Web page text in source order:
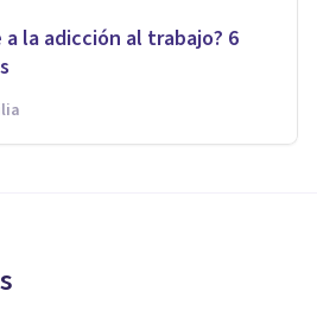
la adicción al trabajo? 6